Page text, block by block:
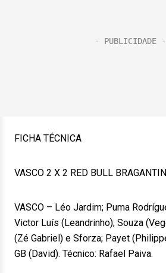
FICHA TÉCNICA
VASCO 2 X 2 RED BULL
VASCO – Léo Jardim; Puma
Victor Luís (Leandrinho); Souza
(Zé Gabriel) e Sforza; Payet
GB (David). Técnico: Rafael Paiva.